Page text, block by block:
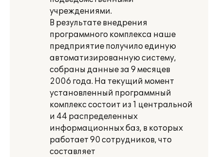
учреждениями.
В результате внедрения
программного комплекса наше
предприятие получило единую
автоматизированную систему,
собраны данные за 9 месяцев
2006 года. На текущий момент
установленный программный
комплекс состоит из 1 центральной
и 44 распределенных
информационных баз, в которых
работает 90 сотрудников, что
составляет